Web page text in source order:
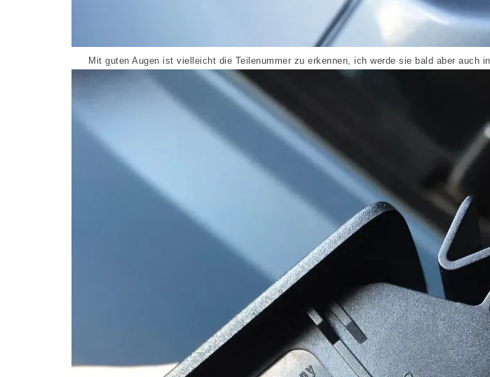
Mit guten Augen ist vielleicht die Teilenummer zu erkennen, ich werde sie bald aber auch